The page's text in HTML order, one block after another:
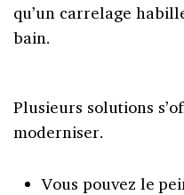
qu’un carrelage
bain.
Plusieurs solutions
moderniser.
Vous pouvez le